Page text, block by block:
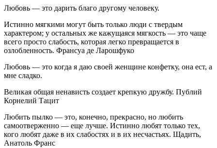
Любовь — это дарить благо другому человеку.
Истинно мягкими могут быть только люди с твердым
характером; у остальных же кажущаяся мягкость — это чаще
всего просто слабость, которая легко превращается в
озлобленность. Франсуа де Ларошфуко
Любовь — это когда я даю своей женщине конфетку, она ест, а
мне сладко.
Великая общая ненависть создает крепкую дружбу. Публий
Корнелий Тацит
Любить пылко — это, конечно, прекрасно, но любить
самоотверженно — еще лучше. Истинно любят только тех,
кого любят даже в их слабостях и в их несчастьях. Щадить,
Анатоль Франс